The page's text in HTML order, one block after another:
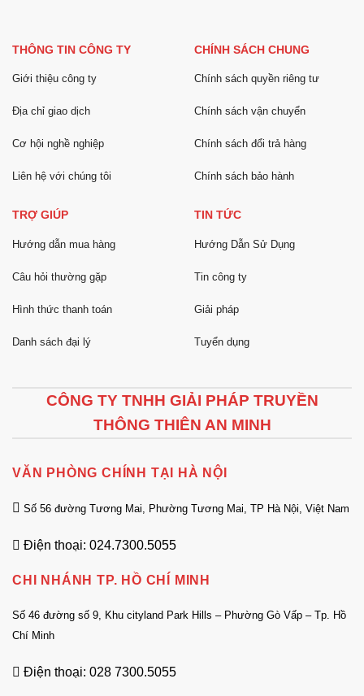
THÔNG TIN CÔNG TY
Giới thiệu công ty
Địa chỉ giao dịch
Cơ hội nghề nghiệp
Liên hệ với chúng tôi
CHÍNH SÁCH CHUNG
Chính sách quyền riêng tư
Chính sách vận chuyển
Chính sách đổi trả hàng
Chính sách bảo hành
TRỢ GIÚP
Hướng dẫn mua hàng
Câu hỏi thường gặp
Hình thức thanh toán
Danh sách đại lý
TIN TỨC
Hướng Dẫn Sử Dụng
Tin công ty
Giải pháp
Tuyển dụng
CÔNG TY TNHH GIẢI PHÁP TRUYỀN
THÔNG THIÊN AN MINH
VĂN PHÒNG CHÍNH TẠI HÀ NỘI
Số 56 đường Tương Mai, Phường Tương Mai, TP Hà Nội, Việt Nam
Điện thoại: 024.7300.5055
CHI NHÁNH TP. HỒ CHÍ MINH
Số 46 đường số 9, Khu cityland Park Hills – Phường Gò Vấp – Tp. Hồ
Chí Minh
Điện thoại: 028 7300.5055